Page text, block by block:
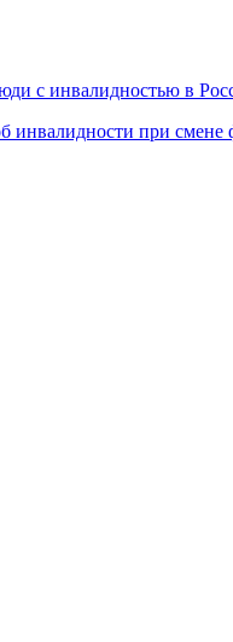
с инвалидностью в
инвалидности при смене